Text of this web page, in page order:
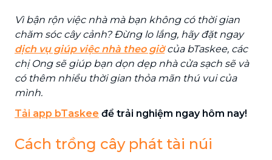
Vì bận rộn việc nhà mà bạn không có thời gian
chăm sóc cây cảnh? Đừng lo lắng, hãy đặt ngay
dịch vụ giúp việc nhà theo giờcủa bTaskee, các
chị Ong sẽ giúp bạn dọn dẹp nhà cửa sạch sẽ và
có thêm nhiều thời gian thỏa mãn thú vui của
mình.
Tải app bTaskee để trải nghiệm ngay hôm nay!
Cách trồng cây phát tài núi